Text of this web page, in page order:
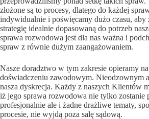
złożone są to procesy, dlatego do każdej
indywidualnie i poświęcamy dużo czasu, aby
strategię idealnie dopasowaną do potrzeb
sprawa rozwodowa jest dla nas ważna i
spraw z równie dużym zaangażowaniem.
Nasze doradztwo w tym zakresie opieramy
doświadczeniu zawodowym. Nieodzownym
nasza dyskrecja. Każdy z naszych Klientów
iż jego sprawa rozwodowa nie tylko zostanie
profesjonalnie ale i żadne drażliwe tematy,
procesie, nie wyjdą poza salę sądową.